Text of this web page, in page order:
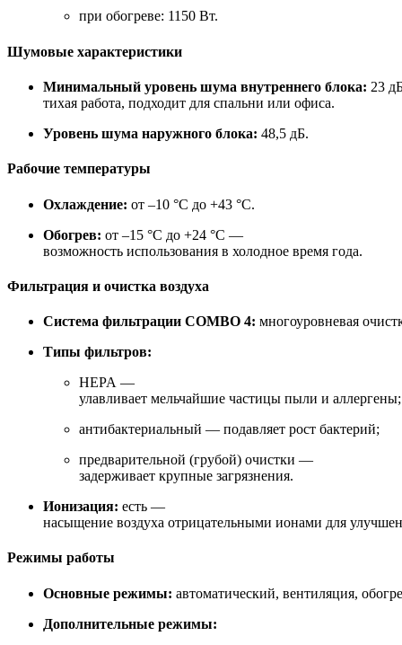
при обогреве: 1150 Вт.
Шумовые характеристики
Минимальный уровень шума внутреннего блока: 23
тихая работа, подходит для спальни или офиса.
Уровень шума наружного блока: 48,5 дБ.
Рабочие температуры
Охлаждение: от –10 °C до +43 °C.
Обогрев: от –15 °C до +24 °C —
возможность использования в холодное время года.
Фильтрация и очистка воздуха
Система фильтрации COMBO 4: многоуровневая
Типы фильтров:
HEPA —
улавливает мельчайшие частицы пыли и аллергены;
антибактериальный — подавляет рост бактерий;
предварительной (грубой) очистки —
задерживает крупные загрязнения.
Ионизация: есть —
насыщение воздуха отрицательными ионами для
Режимы работы
Основные режимы: автоматический, вентиляция,
Дополнительные режимы: